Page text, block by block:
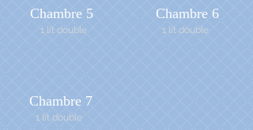
Chambre 5
1 lit double
Chambre 6
1 lit double
Chambre 7
1 lit double